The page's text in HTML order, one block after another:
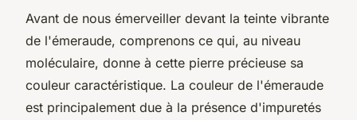
Avant de nous émerveiller devant la teinte vibrante
de l'émeraude, comprenons ce qui, au niveau
moléculaire, donne à cette pierre précieuse sa
couleur caractéristique. La couleur de l'émeraude
est principalement due à la présence d'impuretés